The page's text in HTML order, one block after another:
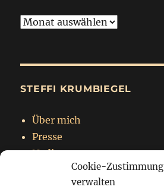
Cookie-Zustimmung
verwalten
Archiv
STEFFI KRUMBIEGEL
Über mich
Presse
Nadja
Impressum
Datenschutzerklärung